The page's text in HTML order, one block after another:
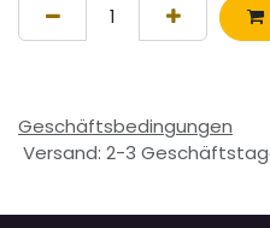
Geschäftsbedingungen
Versand: 2-3